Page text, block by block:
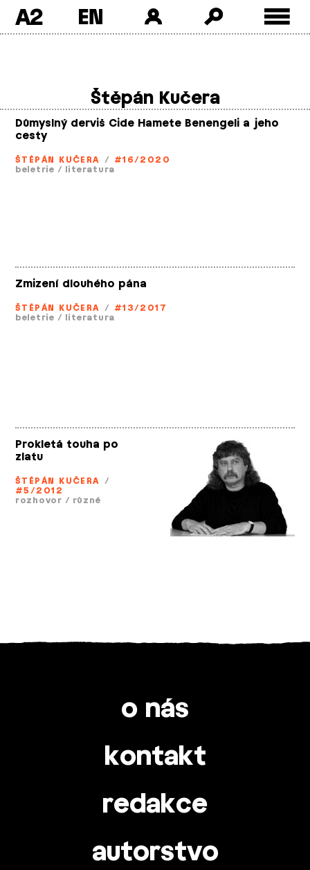
A2
Štěpán Kučera
Důmyslný derviš Cide Hamete Benengeli a jeho
cesty
ŠTĚPÁN KUČERA / #16/2020
beletrie / literatura
Zmizení dlouhého pána
ŠTĚPÁN KUČERA / #13/2017
beletrie / literatura
Prokletá touha po
zlatu
ŠTĚPÁN KUČERA /
#5/2012
rozhovor / různé
o nás
kontakt
redakce
autorstvo